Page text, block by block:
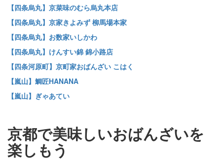
【四条烏丸】京菜味のむら烏丸本店
【四条烏丸】京家きよみず 柳馬場本家
【四条烏丸】お数家いしかわ
【四条烏丸】けんすい錦 錦小路店
【四条河原町】京町家おばんざい こはく
【嵐山】鯛匠HANANA
【嵐山】ぎゃあてい
京都で美味しいおばんざいを
楽しもう